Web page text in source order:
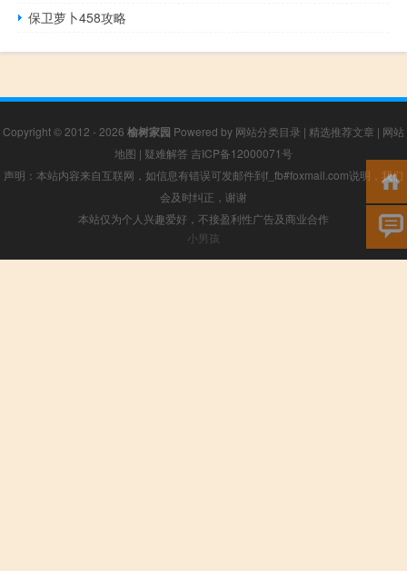
保卫萝卜458攻略
Copyright © 2012 - 2026 榆树家园 Powered by 网站分类目录 | 精选推荐文章 | 网站
地图 | 疑难解答 吉ICP备12000071号
声明：本站内容来自互联网，如信息有错误可发邮件到f_fb#foxmail.com说明，我们
会及时纠正，谢谢
本站仅为个人兴趣爱好，不接盈利性广告及商业合作
小男孩